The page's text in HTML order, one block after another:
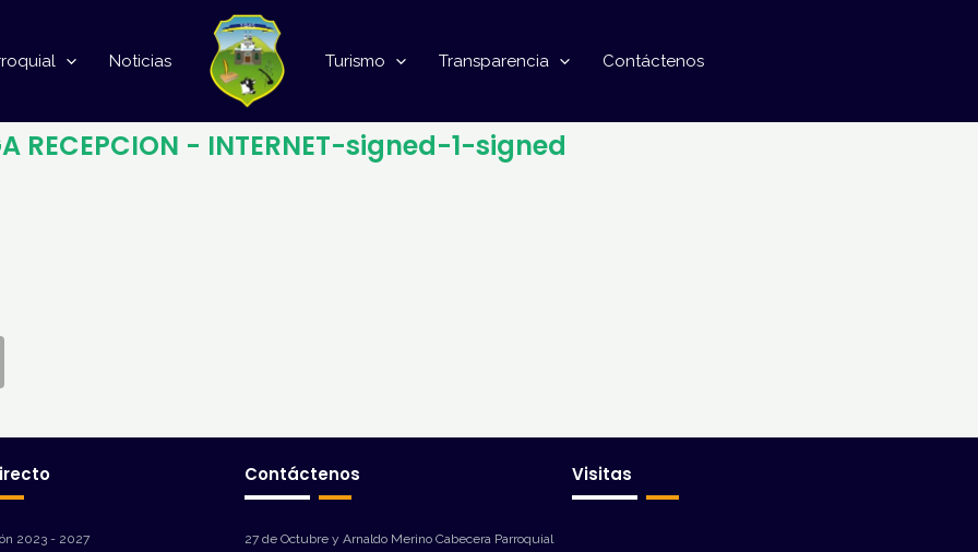
Noticias Turismo Transparencia Contáctenos
RECEPCION - INTERNET-signed-1-signed
2023 - 2027
Contáctenos
27 de Octubre y Arnaldo Merino Cabecera Parroquial
Visitas